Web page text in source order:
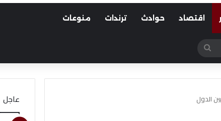
اقتصاد حوادث ترندات منوعات
عن
الدول
عاجل